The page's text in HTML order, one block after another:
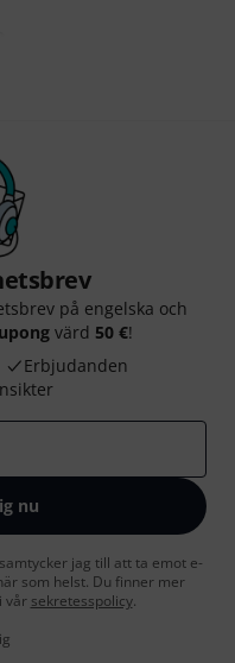
på engelska och
värd 50 €!
Erbjudanden
nu
jag till att ta emot e-
som helst. Du finner mer
vår sekretesspolicy.